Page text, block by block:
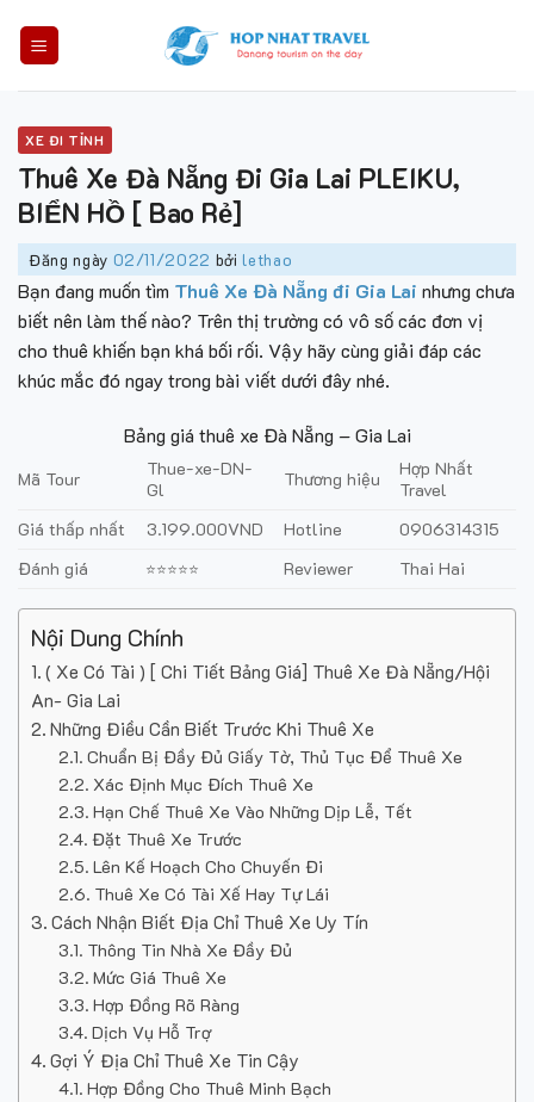
XE ĐI TỈNH
Thuê Xe Đà Nẵng Đi Gia Lai PLEIKU,
BIỂN HỒ [ Bao Rẻ]
Đăng ngày 02/11/2022 bởi lethao
Bạn đang muốn tìm Thuê Xe Đà Nẵng đi Gia Lai nhưng chưa
biết nên làm thế nào? Trên thị trường có vô số các đơn vị
cho thuê khiến bạn khá bối rối. Vậy hãy cùng giải đáp các
khúc mắc đó ngay trong bài viết dưới đây nhé.
Bảng giá thuê xe Đà Nẵng – Gia Lai
Mã Tour
Thue-xe-DN-
Gl
Thương hiệu
Hợp Nhất
Travel
Giá thấp nhất
3.199.000VND Hotline
0906314315
Đánh giá
⭐⭐⭐⭐⭐ Reviewer Thai Hai
Nội Dung Chính
( Xe Có Tài ) [ Chi Tiết Bảng Giá] Thuê Xe Đà Nẵng/Hội
An- Gia Lai
Những Điều Cần Biết Trước Khi Thuê Xe
Chuẩn Bị Đầy Đủ Giấy Tờ, Thủ Tục Để Thuê Xe
Xác Định Mục Đích Thuê Xe
Hạn Chế Thuê Xe Vào Những Dịp Lễ, Tết
Đặt Thuê Xe Trước
Lên Kế Hoạch Cho Chuyến Đi
Thuê Xe Có Tài Xế Hay Tự Lái
Cách Nhận Biết Địa Chỉ Thuê Xe Uy Tín
Thông Tin Nhà Xe Đầy Đủ
Mức Giá Thuê Xe
Hợp Đồng Rõ Ràng
Dịch Vụ Hỗ Trợ
Gợi Ý Địa Chỉ Thuê Xe Tin Cậy
Hợp Đồng Cho Thuê Minh Bạch